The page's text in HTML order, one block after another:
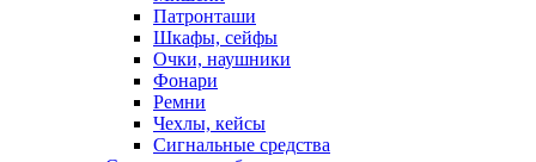
Патронташи
Шкафы, сейфы
Очки, наушники
Фонари
Ремни
Чехлы, кейсы
Сигнальные средства